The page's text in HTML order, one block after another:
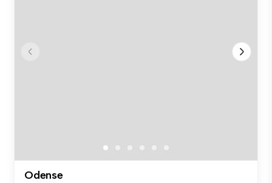
Odense